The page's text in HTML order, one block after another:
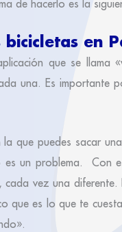
de hacerlo es la
en
que se llama
una. Es
que puedes sacar
un problema. Con
cada vez una
es lo que te